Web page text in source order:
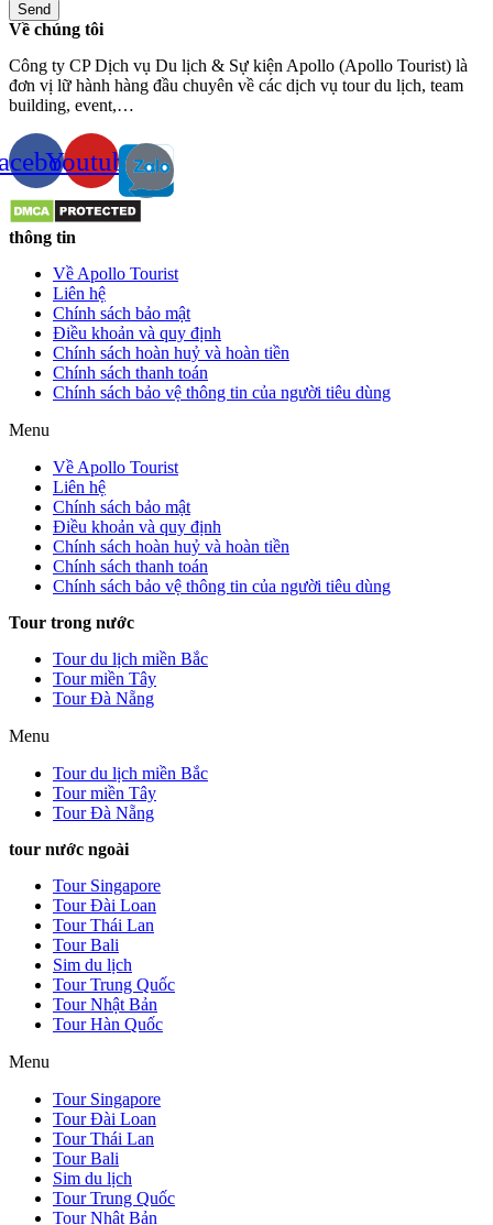
Send
Về chúng tôi
Công ty CP Dịch vụ Du lịch & Sự kiện Apollo (Apollo Tourist) là
đơn vị lữ hành hàng đầu chuyên về các dịch vụ tour du lịch, team
building, event,…
Youtube
thông tin
Về Apollo Tourist
Liên hệ
Chính sách bảo mật
Điều khoản và quy định
Chính sách hoàn huỷ và hoàn tiền
Chính sách thanh toán
Chính sách bảo vệ thông tin của người tiêu dùng
Menu
Về Apollo Tourist
Liên hệ
Chính sách bảo mật
Điều khoản và quy định
Chính sách hoàn huỷ và hoàn tiền
Chính sách thanh toán
Chính sách bảo vệ thông tin của người tiêu dùng
Tour trong nước
Tour du lịch miền Bắc
Tour miền Tây
Tour Đà Nẵng
Menu
Tour du lịch miền Bắc
Tour miền Tây
Tour Đà Nẵng
tour nước ngoài
Tour Singapore
Tour Đài Loan
Tour Thái Lan
Tour Bali
Sim du lịch
Tour Trung Quốc
Tour Nhật Bản
Tour Hàn Quốc
Menu
Tour Singapore
Tour Đài Loan
Tour Thái Lan
Tour Bali
Sim du lịch
Tour Trung Quốc
Tour Nhật Bản